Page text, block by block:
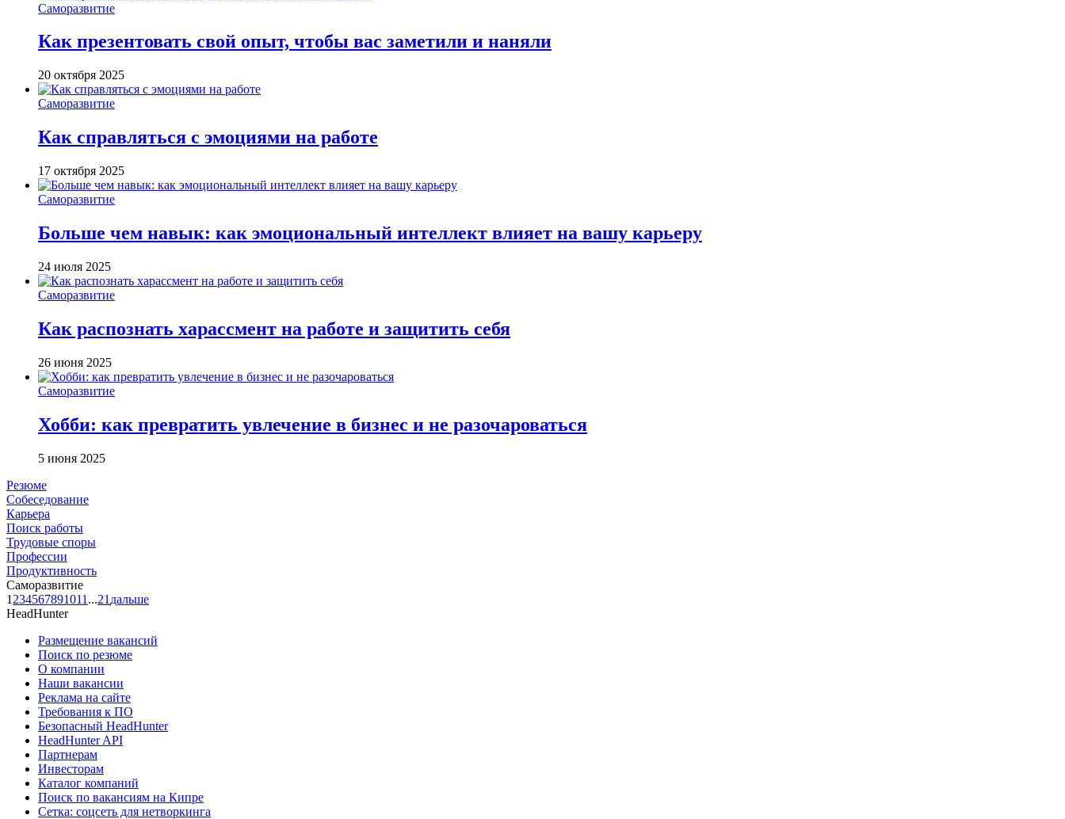
Саморазвитие
Как презентовать свой опыт, чтобы вас заметили и наняли
20 октября 2025
Саморазвитие
Как справляться с эмоциями на работе
17 октября 2025
Саморазвитие
Больше чем навык: как эмоциональный интеллект влияет на вашу карьеру
24 июля 2025
Саморазвитие
Как распознать харассмент на работе и защитить себя
26 июня 2025
Саморазвитие
Хобби: как превратить увлечение в бизнес и не разочароваться
5 июня 2025
Резюме
Собеседование
Карьера
Поиск работы
Трудовые споры
Профессии
Продуктивность
Саморазвитие
1 234567891011 ...21 дальше
HeadHunter
Размещение вакансий
Поиск по резюме
О компании
Наши вакансии
Реклама на сайте
Требования к ПО
Безопасный HeadHunter
HeadHunter API
Партнерам
Инвесторам
Каталог компаний
Поиск по вакансиям на Кипре
Сетка: соцсеть для нетворкинга